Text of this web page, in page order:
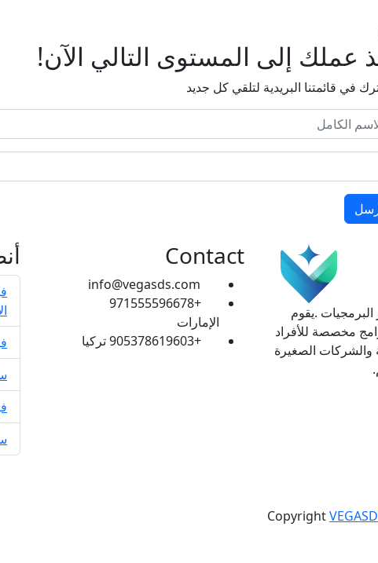
عملك إلى المستوى التالي الآن!
في قائمتنا البريدية لتلقي كل جديد
.يقوم
مخصصة للأفراد
والشركات الصغيرة
Contact
info@vegasds.com
+971555596678
الإمارات
+905378619603
تركيا
VEGA